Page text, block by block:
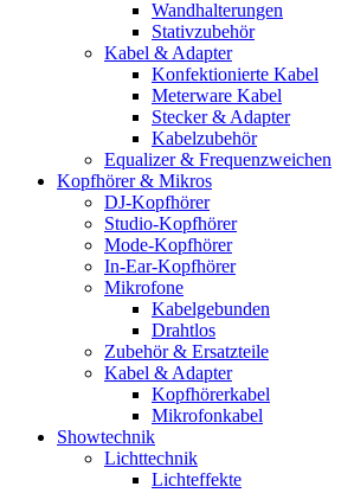
Wandhalterungen
Stativzubehör
Kabel & Adapter
Konfektionierte Kabel
Meterware Kabel
Stecker & Adapter
Kabelzubehör
Equalizer & Frequenzweichen
Kopfhörer & Mikros
DJ-Kopfhörer
Studio-Kopfhörer
Mode-Kopfhörer
In-Ear-Kopfhörer
Mikrofone
Kabelgebunden
Drahtlos
Zubehör & Ersatzteile
Kabel & Adapter
Kopfhörerkabel
Mikrofonkabel
Showtechnik
Lichttechnik
Lichteffekte